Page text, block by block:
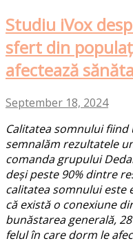
Studiu iVox
sfert din
afectează
September 18, 2024
Calitatea somnului
semnalăm rezultatele
comanda grupului
deși peste 90% dintre
calitatea somnului este
că există o conexiune
bunăstarea generală,
felul în care dorm le